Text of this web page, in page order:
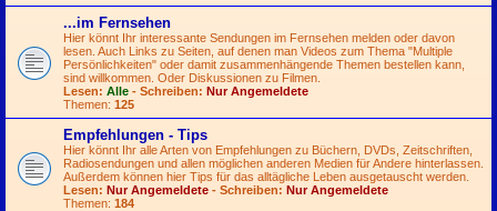
...im Fernsehen
Hier könnt Ihr interessante Sendungen im Fernsehen melden oder davon
lesen. Auch Links zu Seiten, auf denen man Videos zum Thema "Multiple
Persönlichkeiten" oder damit zusammenhängende Themen bestellen kann,
sind willkommen. Oder Diskussionen zu Filmen.
Lesen: Alle - Schreiben: Nur Angemeldete
Themen: 125
Empfehlungen - Tips
Hier könnt Ihr alle Arten von Empfehlungen zu Büchern, DVDs, Zeitschriften,
Radiosendungen und allen möglichen anderen Medien für Andere hinterlassen.
Außerdem können hier Tips für das alltägliche Leben ausgetauscht werden.
Lesen: Nur Angemeldete - Schreiben: Nur Angemeldete
Themen: 184